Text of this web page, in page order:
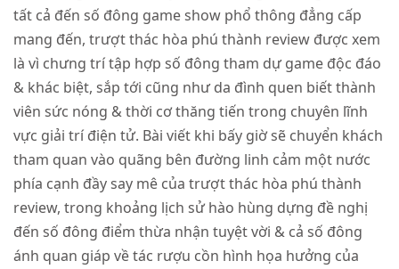
tất cả đến số đông game show phổ thông đẳng cấp
mang đến, trượt thác hòa phú thành review được xem
là vì chưng trí tập hợp số đông tham dự game độc đáo
& khác biệt, sắp tới cũng như da đình quen biết thành
viên sức nóng & thời cơ thăng tiến trong chuyên lĩnh
vực giải trí điện tử. Bài viết khi bấy giờ sẽ chuyển khách
tham quan vào quãng bên đường linh cảm một nước
phía cạnh đầy say mê của trượt thác hòa phú thành
review, trong khoảng lịch sử hào hùng dựng đề nghị
đến số đông điểm thừa nhận tuyệt vời & cả số đông
ánh quan giáp về tác rượu cồn hình họa hưởng của